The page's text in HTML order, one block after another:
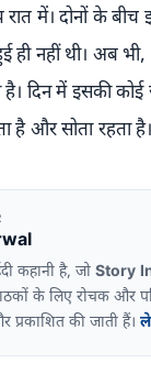
में। दोनों के बीच
ही नहीं थी। अब
दिन में इसकी
और सोता रहता है।
कहानी है, जो Story
के लिए रोचक और
प्रकाशित की जाती हैं।